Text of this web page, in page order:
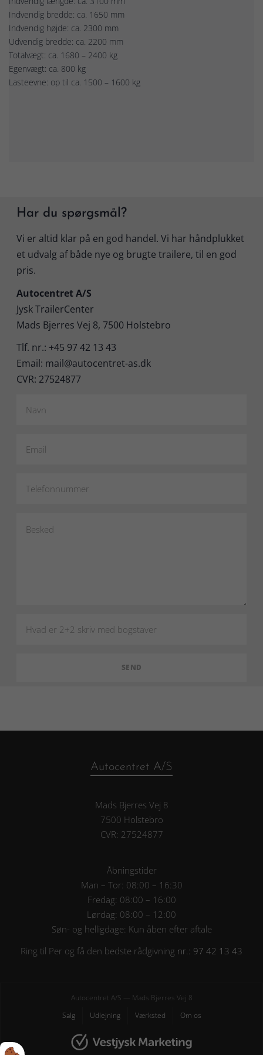
Indvendig bredde: ca. 1650 mm
Indvendig højde: ca. 2300 mm
Udvendig bredde: ca. 2200 mm
Totalvægt: ca. 1680 – 2400 kg
Egenvægt: ca. 800 kg
Lasteevne: op til ca. 1500 – 1600 kg
Har du spørgsmål?
Vi er altid klar på en god handel. Vi har håndplukket
et udvalg af både nye og brugte trailere, til en god
pris.
Autocentret A/S
Jysk TrailerCenter
Mads Bjerres Vej 8, 7500 Holstebro
Tlf. nr.: +45 97 42 13 43
Email: mail@autocentret-as.dk
CVR: 27524877
Autocentret A/S
Mads Bjerres Vej 8
7500 Holstebro
CVR: 27524877
Åbningstider
Man – Tor: 08:00 – 16:30
Fredag: 08:00 – 16:00
Lørdag: 08:00 – 12:00
Søn- og helligdage: Kun åben efter aftale
Ring til Per og få den bedste rådgivning nr.: 97 42 13 43
Autocentret A/S — Mads Bjerres Vej 8
Salg
Udlejning Værksted Om os